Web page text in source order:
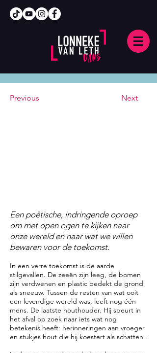
Previous Next
Een poëtische, indringende oproep
om met open ogen te kijken naar
onze wereld en naar wat we willen
bewaren voor de toekomst.
In een verre toekomst is de aarde
stilgevallen. De zeeën zijn leeg, de bomen
zijn verdwenen en plastic bedekt de grond
als sneeuw. Tussen de resten van wat ooit
een levendige wereld was, leeft nog één
mens. De laatste houthouder. Hij speurt in
het afval op zoek naar iets wat nog
betekenis heeft: herinneringen aan vroeger
en stukjes hout die hij koestert als schatten..